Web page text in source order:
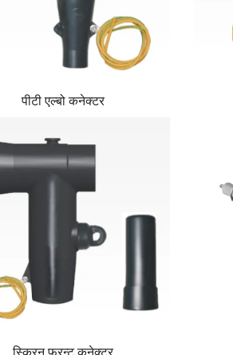
पीटी एल्बो कनेक्टर